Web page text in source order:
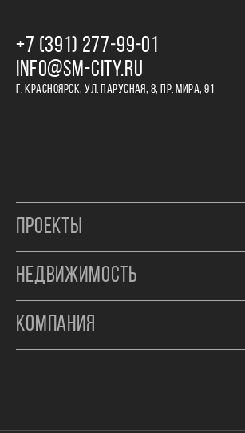
+7 (391) 277‒99‒01
INFO@SM-CITY.RU
Г. КРАСНОЯРСК, УЛ. ПАРУСНАЯ, 8, ПР. МИРА, 91
ПРОЕКТЫ
НЕДВИЖИМОСТЬ
КОМПАНИЯ